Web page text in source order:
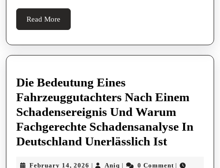
Read More
More
Die Bedeutung Eines
Fahrzeuggutachters Nach Einem
Schadensereignis Und Warum
Fachgerechte Schadensanalyse In
Deutschland Unerlässlich IstDie
February 14, 2026 February
| Aniq Aniq
| 0 Comment |